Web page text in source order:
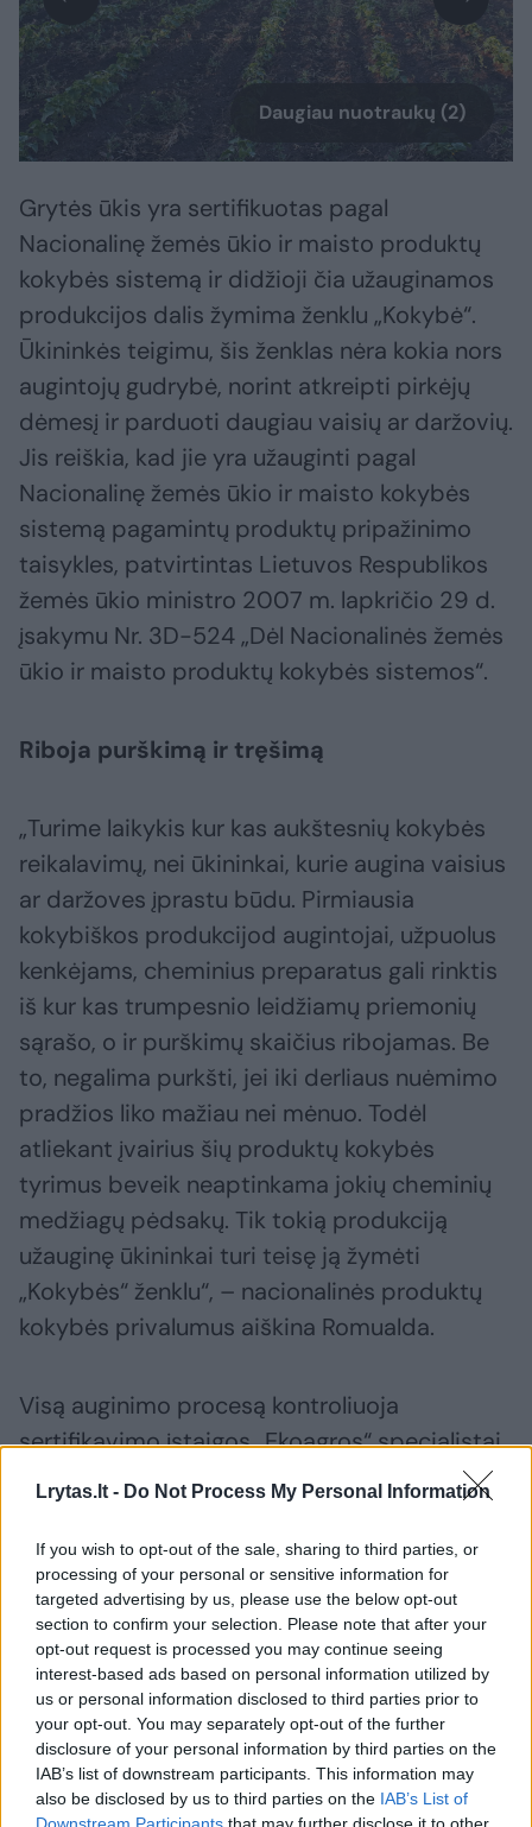
Lrytas.lt - Do Not Process My Personal Information
If you wish to opt-out of the sale, sharing to third parties, or
processing of your personal or sensitive information for
targeted advertising by us, please use the below opt-out
section to confirm your selection. Please note that after your
opt-out request is processed you may continue seeing
interest-based ads based on personal information utilized by
us or personal information disclosed to third parties prior to
your opt-out. You may separately opt-out of the further
disclosure of your personal information by third parties on the
IAB’s list of downstream participants. This information may
also be disclosed by us to third parties on the IAB’s List of
Daugiau nuotraukų (2)
Grytės ūkis yra sertifikuotas pagal
Nacionalinę žemės ūkio ir maisto produktų
kokybės sistemą ir didžioji čia užauginamos
produkcijos dalis žymima ženklu „Kokybė“.
Ūkininkės teigimu, šis ženklas nėra kokia nors
augintojų gudrybė, norint atkreipti pirkėjų
dėmesį ir parduoti daugiau vaisių ar daržovių.
Jis reiškia, kad jie yra užauginti pagal
Nacionalinę žemės ūkio ir maisto kokybės
sistemą pagamintų produktų pripažinimo
taisykles, patvirtintas Lietuvos Respublikos
žemės ūkio ministro 2007 m. lapkričio 29 d.
įsakymu Nr. 3D-524 „Dėl Nacionalinės žemės
ūkio ir maisto produktų kokybės sistemos“.
Riboja purškimą ir tręšimą
„Turime laikykis kur kas aukštesnių kokybės
reikalavimų, nei ūkininkai, kurie augina vaisius
ar daržoves įprastu būdu. Pirmiausia
kokybiškos produkcijod augintojai, užpuolus
kenkėjams, cheminius preparatus gali rinktis
iš kur kas trumpesnio leidžiamų priemonių
sąrašo, o ir purškimų skaičius ribojamas. Be
to, negalima purkšti, jei iki derliaus nuėmimo
pradžios liko mažiau nei mėnuo. Todėl
atliekant įvairius šių produktų kokybės
tyrimus beveik neaptinkama jokių cheminių
medžiagų pėdsakų. Tik tokią produkciją
užauginę ūkininkai turi teisę ją žymėti
„Kokybės“ ženklu“, – nacionalinės produktų
kokybės privalumus aiškina Romualda.
Visą auginimo procesą kontroliuoja
sertifikavimo įstaigos „Ekoagros“ specialistai.
Jie taip pat prižiūri, kaip laikomasi
negali būti per arti sąvartynų sanitarinių
apsaugos zonų ir gamyklų, magistralinių ir
krašto kelių. Dėl viso to neabejotinai
pirmiausia laimi vartotojai, kurie vis labiau
rūpinasi sveika mityba ir ieško kaimiškų,
natūralių ir sveikesnių maisto produktų.
Pastaruoju metu sparčiai populiarėja
lietuviškos raugintos daržovės, todėl Grytės